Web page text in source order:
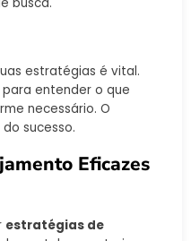
estratégias é vital.
entender o que
necessário. O
sucesso.
Eficazes
estratégias de